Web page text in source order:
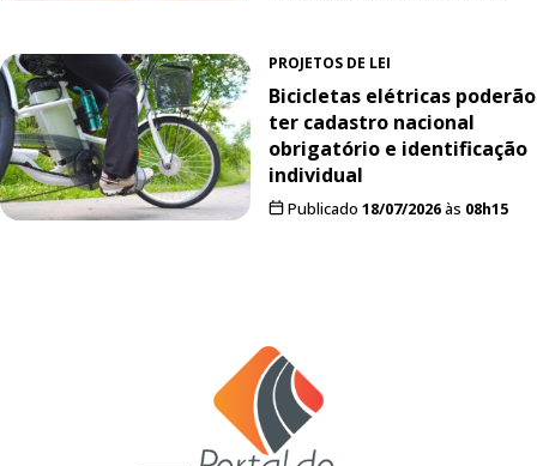
PROJETOS DE LEI
Bicicletas elétricas poderão
ter cadastro nacional
obrigatório e identificação
individual
Publicado 18/07/2026às 08h15